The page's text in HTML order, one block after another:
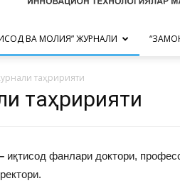
Инновацион
ВА МОЛИЯ” ЖУРНАЛИ
таҳририяти
таҳририяти
иқтисод фанлари доктори,